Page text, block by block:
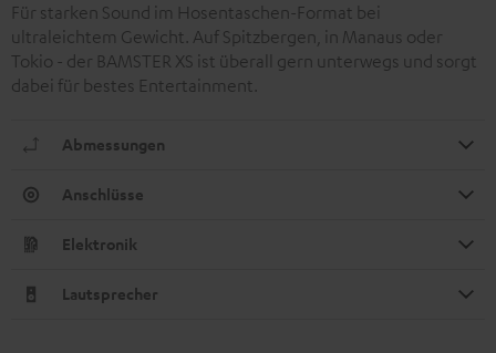
Für starken Sound im Hosentaschen-Format bei
ultraleichtem Gewicht. Auf Spitzbergen, in Manaus oder
Tokio - der BAMSTER XS ist überall gern unterwegs und sorgt
dabei für bestes Entertainment.
Abmessungen
Anschlüsse
Elektronik
Lautsprecher